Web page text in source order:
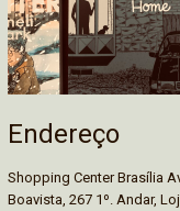
Endereço
Shopping Center Brasília
Boavista, 267 1º. Andar,